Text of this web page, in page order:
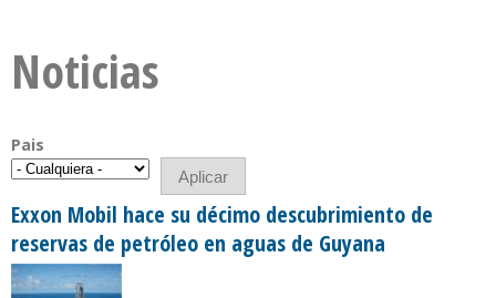
Noticias
Pais
Exxon Mobil hace su décimo descubrimiento de
reservas de petróleo en aguas de Guyana